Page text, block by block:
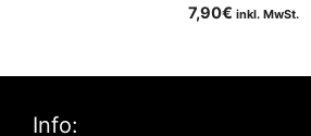
7,90€ inkl. MwSt.
Info: